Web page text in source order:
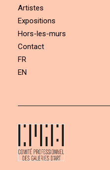
Artistes
Expositions
Hors-les-murs
Contact
FR
EN